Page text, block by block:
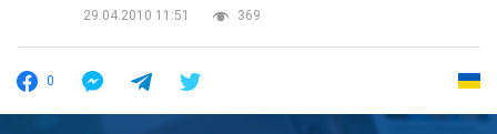
29.04.2010 11:51
369
0